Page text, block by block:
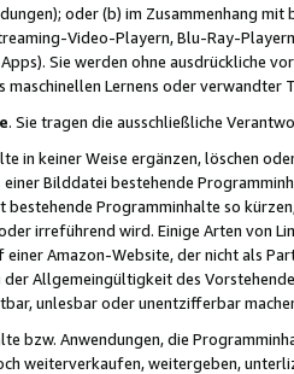
oder (b) im Zusammenhang
Video-Playern, Blu-Ray-
Sie werden ohne ausdrückliche
maschinellen Lernens oder
. Sie tragen die ausschließliche
in keiner Weise ergänzen, löschen
Bilddatei bestehende
bestehende Programminhalte so
irreführend wird. Einige Arten von
Amazon-Website, der nicht als
der Allgemeingültigkeit des
unlesbar oder unentzifferbar
bzw. Anwendungen, die
weiterverkaufen, weitergeben,